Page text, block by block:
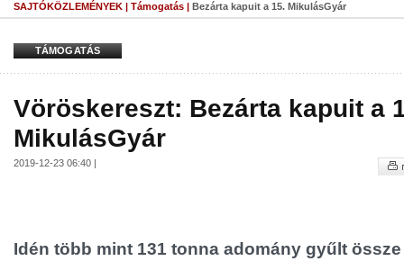
SAJTÓKÖZLEMÉNYEK | Támogatás | Bezárta kapuit a 15. MikulásGyár
TÁMOGATÁS
Vöröskereszt: Bezárta kapuit a
MikulásGyár
2019-12-23 06:40 |
Idén több mint 131 tonna adomány gyűlt